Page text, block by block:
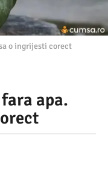
o ingrijesti corect
apa.